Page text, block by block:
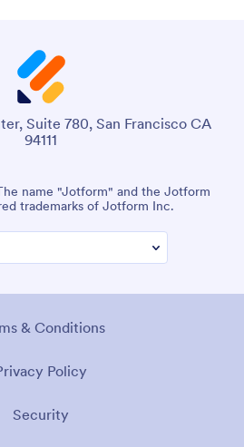
Suite 780, San Francisco CA
94111
name "Jotform" and the Jotform
trademarks of Jotform Inc.
& Conditions
Policy
Security